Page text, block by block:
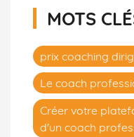
MOTS
prix coaching
Le coach
Créer votre
d'un coach